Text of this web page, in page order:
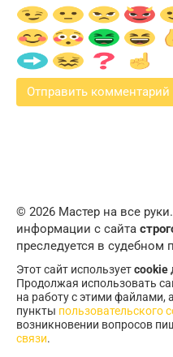
© 2026 Мастер на все
информации с сайта
преследуется в судебном
Этот сайт используетcookie
Продолжая использовать
на работу с этими файлами,
пункты пользовательского
возникновении вопросов
связи.